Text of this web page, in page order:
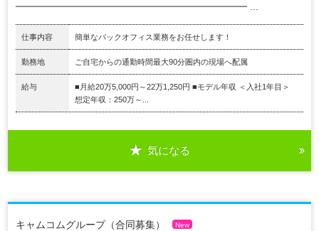
━━━━━━━━━━━━━━━━━━━━━━━━━ ...
仕事内容 簡単なバックオフィス業務をお任せします！
勤務地 ご自宅からの通勤時間最大90分圏内の現場へ配属
給与
■月給20万5,000円～22万1,250円 ■モデル年収 ＜入社1年目＞
想定年収：250万～...
気になる
キャムコムグループ（合同募集） New